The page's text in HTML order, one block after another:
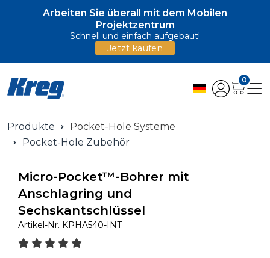
Arbeiten Sie überall mit dem Mobilen
Projektzentrum
Schnell und einfach aufgebaut!
Jetzt kaufen
0
Produkte
Pocket-Hole Systeme
Pocket-Hole Zubehör
Micro-Pocket™-Bohrer mit
Anschlagring und
Sechskantschlüssel
Artikel-Nr. KPHA540-INT